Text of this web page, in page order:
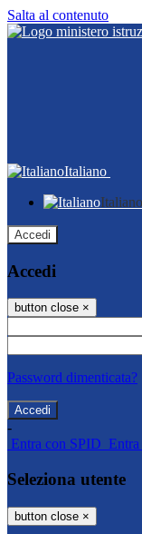
Salta al contenuto
Italiano
Italiano
Accedi
Accedi
button close ×
Password dimenticata?
-
Entra con SPID
Seleziona utente
button close ×